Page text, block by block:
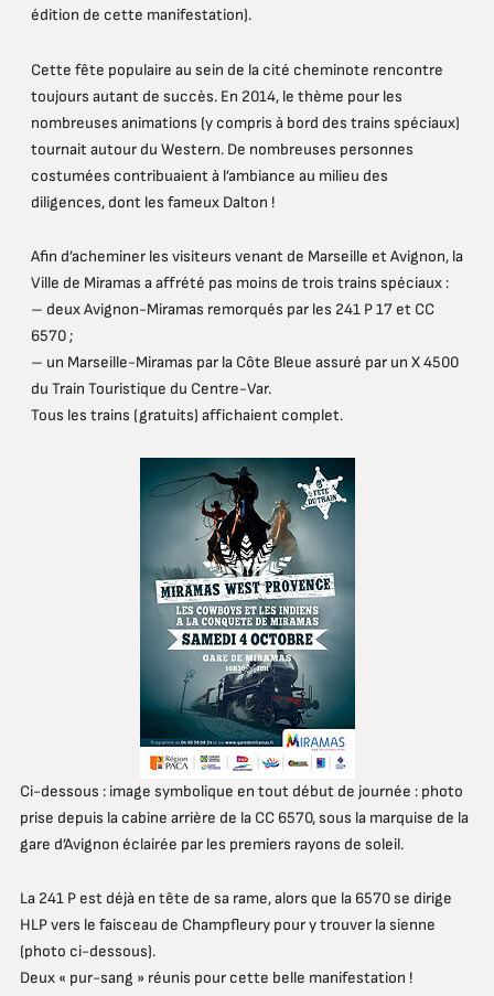
édition de cette manifestation).
Cette fête populaire au sein de la cité cheminote rencontre
toujours autant de succès. En 2014, le thème pour les
nombreuses animations (y compris à bord des trains spéciaux)
tournait autour du Western. De nombreuses personnes
costumées contribuaient à l’ambiance au milieu des
diligences, dont les fameux Dalton !
Afin d’acheminer les visiteurs venant de Marseille et Avignon, la
Ville de Miramas a affrété pas moins de trois trains spéciaux :
– deux Avignon-Miramas remorqués par les 241 P 17 et CC
6570 ;
– un Marseille-Miramas par la Côte Bleue assuré par un X 4500
du Train Touristique du Centre-Var.
Tous les trains (gratuits) affichaient complet.
Ci-dessous : image symbolique en tout début de journée : photo
prise depuis la cabine arrière de la CC 6570, sous la marquise de la
gare d’Avignon éclairée par les premiers rayons de soleil.
La 241 P est déjà en tête de sa rame, alors que la 6570 se dirige
HLP vers le faisceau de Champfleury pour y trouver la sienne
(photo ci-dessous).
Deux « pur-sang » réunis pour cette belle manifestation !